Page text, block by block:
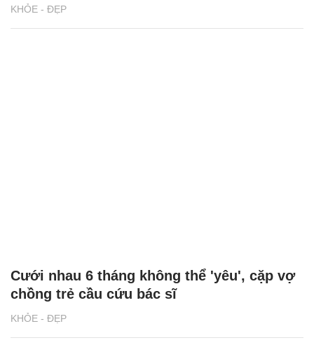
KHỎE - ĐẸP
KHỎE - ĐẸP
Cưới nhau 6 tháng không thể 'yêu', cặp vợ
chồng trẻ cầu cứu bác sĩ